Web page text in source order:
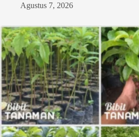
Agustus 7, 2026